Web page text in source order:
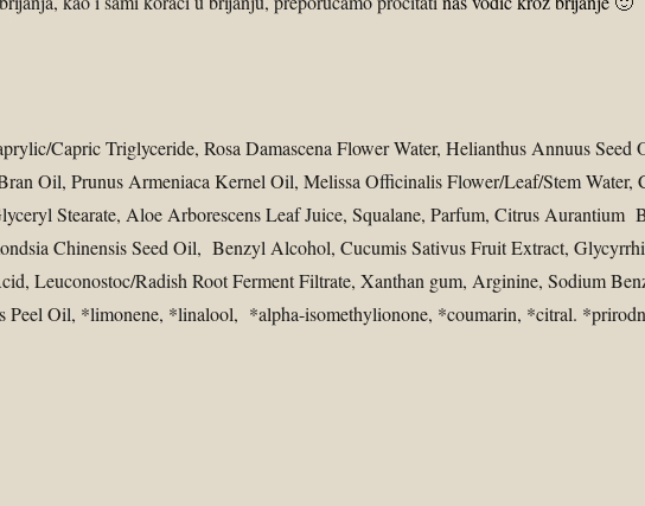
Capric Triglyceride, Rosa Damascena Flower Water, Helianthus Annuus
Oil, Prunus Armeniaca Kernel Oil, Melissa Officinalis Flower/Leaf/Stem
Stearate, Aloe Arborescens Leaf Juice, Squalane, Parfum, Citrus Aurantium
Chinensis Seed Oil, Benzyl Alcohol, Cucumis Sativus Fruit Extract,
Leuconostoc/Radish Root Ferment Filtrate, Xanthan gum, Arginine, Sodium
Oil, *limonene, *linalool, *alpha-isomethylionone, *coumarin, *citral.